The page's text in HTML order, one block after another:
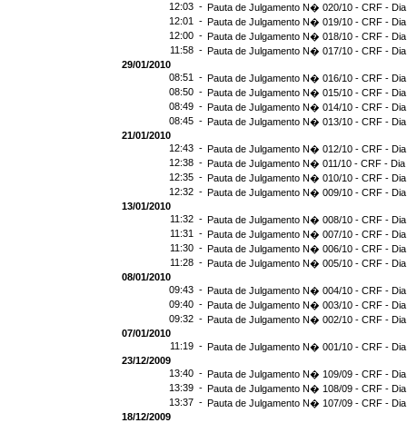
12:03 - Pauta de Julgamento N� 020/10 - CRF - Dia
12:01 - Pauta de Julgamento N� 019/10 - CRF -
12:00 - Pauta de Julgamento N� 018/10 - CRF -
11:58 - Pauta de Julgamento N� 017/10 - CRF -
29/01/2010
08:51 - Pauta de Julgamento N� 016/10 - CRF -
08:50 - Pauta de Julgamento N� 015/10 - CRF -
08:49 - Pauta de Julgamento N� 014/10 - CRF -
08:45 - Pauta de Julgamento N� 013/10 - CRF -
21/01/2010
12:43 - Pauta de Julgamento N� 012/10 - CRF -
12:38 - Pauta de Julgamento N� 011/10 - CRF - Dia
12:35 - Pauta de Julgamento N� 010/10 - CRF -
12:32 - Pauta de Julgamento N� 009/10 - CRF -
13/01/2010
11:32 - Pauta de Julgamento N� 008/10 - CRF -
11:31 - Pauta de Julgamento N� 007/10 - CRF -
11:30 - Pauta de Julgamento N� 006/10 - CRF -
11:28 - Pauta de Julgamento N� 005/10 - CRF -
08/01/2010
09:43 - Pauta de Julgamento N� 004/10 - CRF -
09:40 - Pauta de Julgamento N� 003/10 - CRF -
09:32 - Pauta de Julgamento N� 002/10 - CRF -
07/01/2010
11:19 - Pauta de Julgamento N� 001/10 - CRF - Dia
23/12/2009
13:40 - Pauta de Julgamento N� 109/09 - CRF -
13:39 - Pauta de Julgamento N� 108/09 - CRF -
13:37 - Pauta de Julgamento N� 107/09 - CRF -
18/12/2009